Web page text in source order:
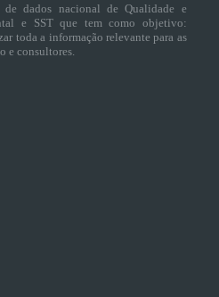
dados nacional de Qualidade e
e SST que tem como objetivo:
toda a informação relevante para as
e consultores.